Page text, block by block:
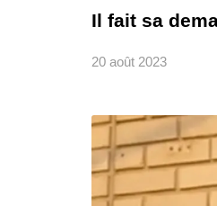
Il fait sa
20 août 2023